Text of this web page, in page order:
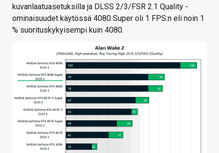
kuvanlaatuasetuksilla ja DLSS 2/3/FSR 2.1 Quality -
ominaisuudet käytössä 4080 Super oli 1 FPS:n eli noin 1
% suorituskykyisempi kuin 4080.